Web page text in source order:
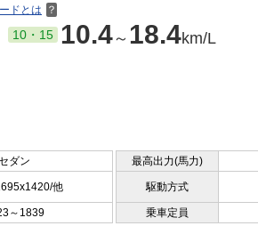
ドとは ？
10・15 10.4～ 18.4km/L
ダン 最高出力(馬力)
他 駆動方式
～1839 乗車定員